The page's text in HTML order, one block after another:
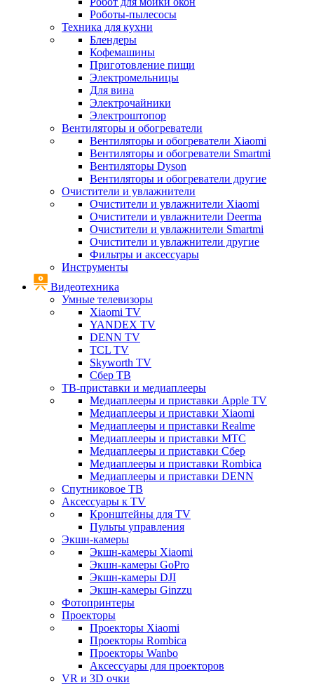
Роботы-пылесосы
Техника для кухни
Блендеры
Кофемашины
Приготовление пищи
Электромельницы
Для вина
Электрочайники
Электроштопор
Вентиляторы и обогреватели
Вентиляторы и обогреватели Xiaomi
Вентиляторы и обогреватели Smartmi
Вентиляторы Dyson
Вентиляторы и обогреватели другие
Очистители и увлажнители
Очистители и увлажнители Xiaomi
Очистители и увлажнители Deerma
Очистители и увлажнители Smartmi
Очистители и увлажнители другие
Фильтры и аксессуары
Инструменты
Видеотехника
Умные телевизоры
Xiaomi TV
YANDEX TV
DENN TV
TCL TV
Skyworth TV
Сбер ТВ
ТВ-приставки и медиаплееры
Медиаплееры и приставки Apple TV
Медиаплееры и приставки Xiaomi
Медиаплееры и приставки Realme
Медиаплееры и приставки МТС
Медиаплееры и приставки Сбер
Медиаплееры и приставки Rombica
Медиаплееры и приставки DENN
Спутниковое ТВ
Аксессуары к TV
Кронштейны для TV
Пульты управления
Экшн-камеры
Экшн-камеры Xiaomi
Экшн-камеры GoPro
Экшн-камеры DJI
Экшн-камеры Ginzzu
Фотопринтеры
Проекторы
Проекторы Xiaomi
Проекторы Rombica
Проекторы Wanbo
Аксессуары для проекторов
VR и 3D очки